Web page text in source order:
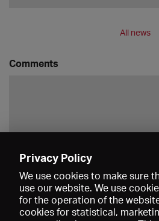
All news
Comments
Privacy Policy
We use cookies to make sure
use our website. We use
for the operation of the
cookies for statistical,